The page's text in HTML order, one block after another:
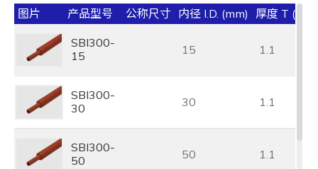
图片 产品型号 公称尺寸 内径 I.D. (mm) 厚度 T (mm)
SBI300-
15
15 1.1
SBI300-
30
30 1.1
SBI300-
50
50 1.1